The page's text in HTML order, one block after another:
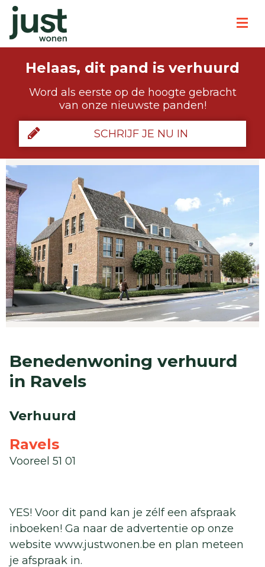
Helaas, dit pand is verhuurd
Word als eerste op de hoogte gebracht
van onze nieuwste panden!
SCHRIJF JE NU IN
Benedenwoning verhuurd
in Ravels
Verhuurd
Ravels
Vooreel 51 01
YES! Voor dit pand kan je zélf een afspraak
inboeken! Ga naar de advertentie op onze
website www.justwonen.be en plan meteen
je afspraak in.